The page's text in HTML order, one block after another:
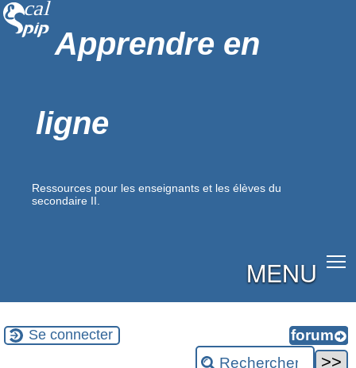
Apprendre en
ligne
Ressources pour les enseignants et les élèves du
secondaire II.
MENU
Se connecter